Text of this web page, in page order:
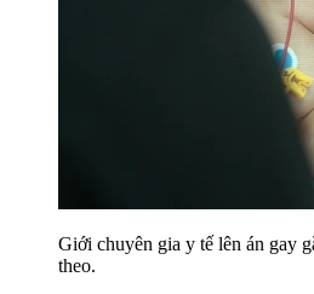
Giới chuyên gia y tế lên án gay
theo.